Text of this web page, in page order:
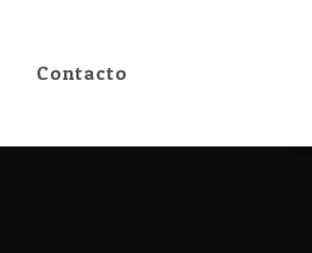
Contacto
Contacto